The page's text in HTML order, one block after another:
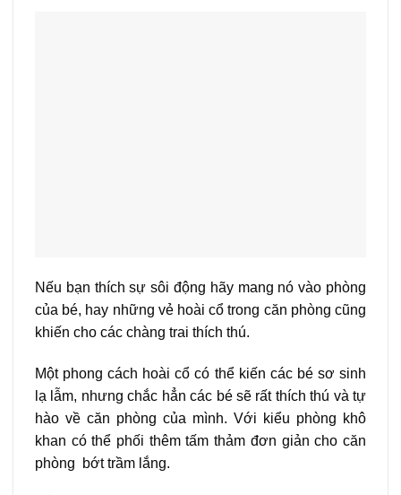
Nếu bạn thích sự sôi động hãy mang nó vào phòng
của bé, hay những vẻ hoài cổ trong căn phòng cũng
khiến cho các chàng trai thích thú.
Một phong cách hoài cổ có thể kiến các bé sơ sinh
lạ lẫm, nhưng chắc hẳn các bé sẽ rất thích thú và tự
hào về căn phòng của mình. Với kiểu phòng khô
khan có thể phối thêm tấm thảm đơn giản cho căn
phòng bớt trầm lắng.